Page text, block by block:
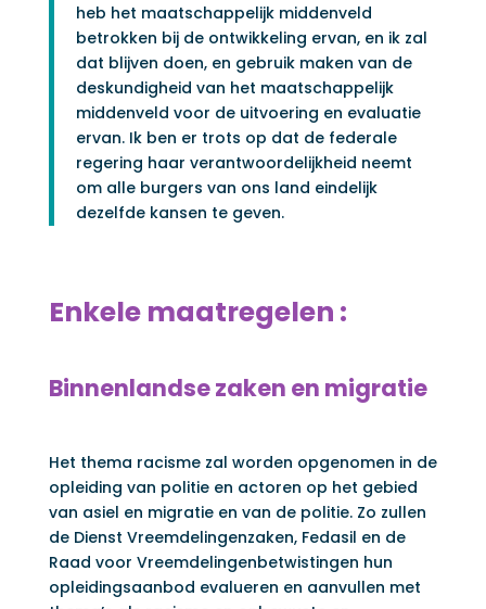
heb het maatschappelijk middenveld
betrokken bij de ontwikkeling ervan, en ik zal
dat blijven doen, en gebruik maken van de
deskundigheid van het maatschappelijk
middenveld voor de uitvoering en evaluatie
ervan. Ik ben er trots op dat de federale
regering haar verantwoordelijkheid neemt
om alle burgers van ons land eindelijk
dezelfde kansen te geven.
Enkele maatregelen :
Binnenlandse zaken en migratie
Het thema racisme zal worden opgenomen in de
opleiding van politie en actoren op het gebied
van asiel en migratie en van de politie. Zo zullen
de Dienst Vreemdelingenzaken, Fedasil en de
Raad voor Vreemdelingenbetwistingen hun
opleidingsaanbod evalueren en aanvullen met